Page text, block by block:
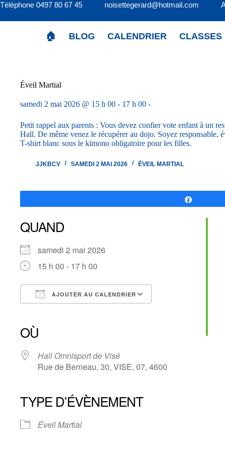
Passer
contenu
Téléphone 0497 80 67 45 noisettegerard@hotmail.com
🏠 BLOG CALENDRIER CLASSES
Éveil Martial
samedi 2 mai 2026 @ 15 h 00 - 17 h 00 -
Petit rappel aux parents : Vous devez confier vote enfant à un
Hall. De même venez le récupérer au dojo. Soyez responsable,
T-shirt blanc sous le kimono obligatoire pour les filles.
JJKBCV SAMEDI 2 MAI 2026 ÉVEIL MARTIAL
QUAND
samedi 2 mai 2026
15 h 00 - 17 h 00
AJOUTER AU CALENDRIER
OÙ
Hall Omnisport de Visé
Rue de Berneau, 30, VISE, 07, 4600
TYPE D’ÉVÈNEMENT
Éveil Martial